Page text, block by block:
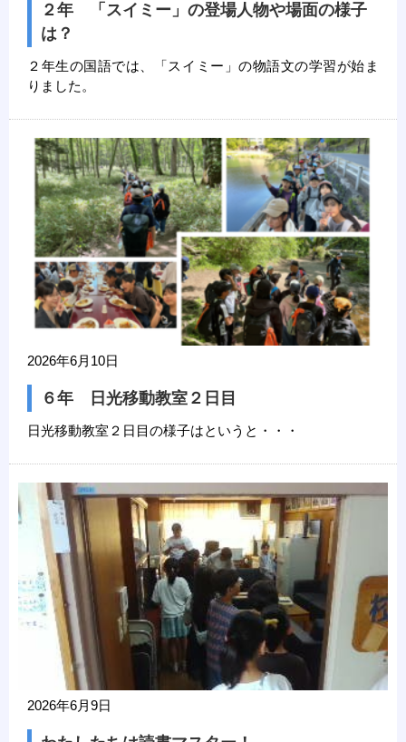
２年 「スイミー」の登場人物や場面の様子
は？
２年生の国語では、「スイミー」の物語文の学習が始ま
りました。
2026年6月10日
６年 日光移動教室２日目
日光移動教室２日目の様子はというと・・・
2026年6月9日